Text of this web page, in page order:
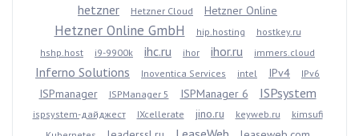
hetzner Hetzner Cloud Hetzner Online
Hetzner Online GmbH hip.hosting
hostkey.ru
hshp.host
i9-9900k ihc.ru ihor ihor.ru immers.cloud
Inferno Solutions Inoventica Services intel IPv4 IPv6
ISPmanager ISPManager 5 ISPManager 6 ISPsystem
ispsystem-дайджест IXcellerate jino.ru keyweb.ru
kimsufi